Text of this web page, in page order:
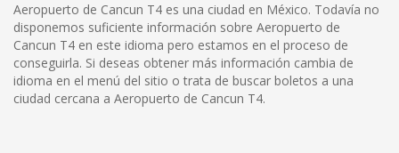
Aeropuerto de Cancun T4 es una ciudad en México. Todavía no
disponemos suficiente información sobre Aeropuerto de
Cancun T4 en este idioma pero estamos en el proceso de
conseguirla. Si deseas obtener más información cambia de
idioma en el menú del sitio o trata de buscar boletos a una
ciudad cercana a Aeropuerto de Cancun T4.